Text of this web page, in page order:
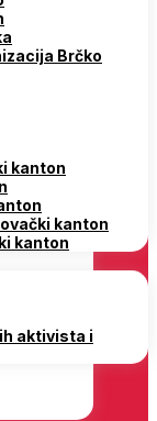
Brčko
kanton
kanton
kanton
aktivista i